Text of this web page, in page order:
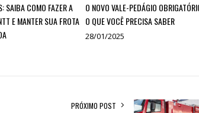
SAIBA COMO FAZER A
E MANTER SUA FROTA
O NOVO VALE-PEDÁGIO
O QUE VOCÊ PRECISA SABER
28/01/2025
PRÓXIMO POST